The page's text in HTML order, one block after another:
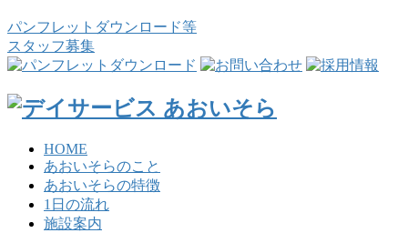
パンフレットダウンロード等
スタッフ募集
HOME
あおいそらのこと
あおいそらの特徴
1日の流れ
施設案内